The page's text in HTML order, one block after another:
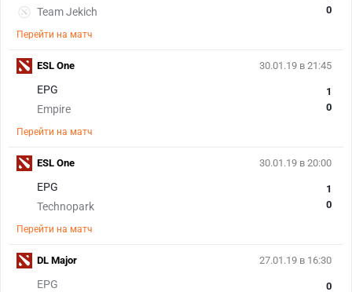
Team Jekich
0
Перейти на матч
30.01.19 в 21:45
EPG
Empire
1
0
Перейти на матч
ESL One
30.01.19 в 20:00
EPG
Technopark
1
0
Перейти на матч
ESL One
27.01.19 в 16:30
EPG 0
DL Major